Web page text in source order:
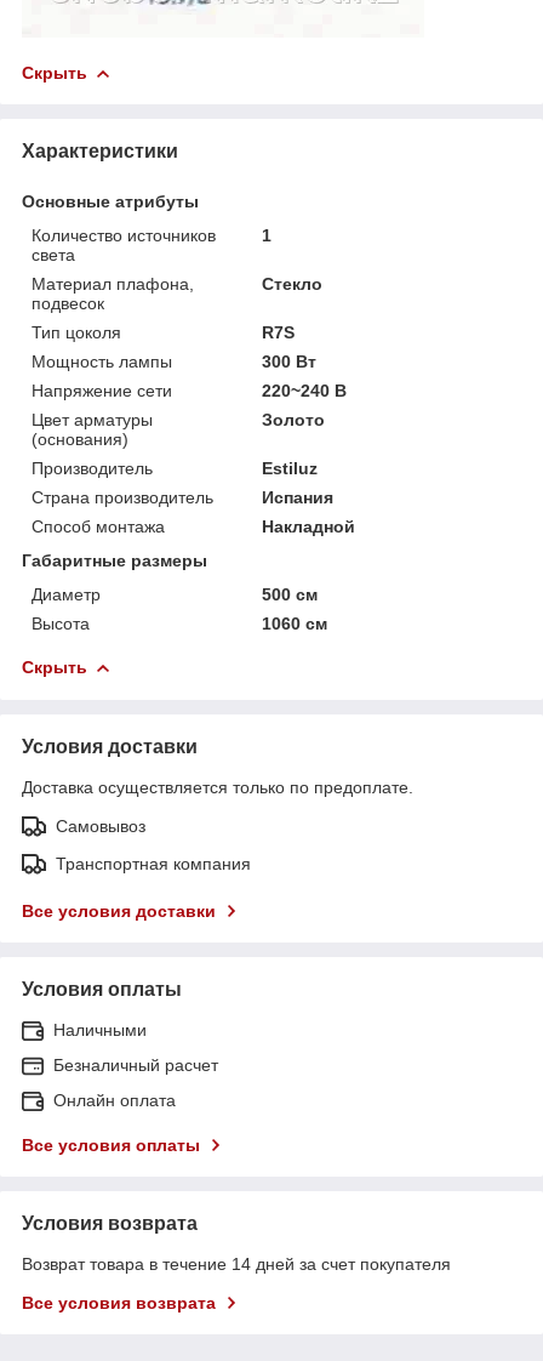
Скрыть
Характеристики
Основные атрибуты
Количество источников
света
1
Материал плафона,
подвесок
Стекло
Тип цоколя
R7S
Мощность лампы
300 Вт
Напряжение сети
220~240 В
Цвет арматуры
(основания)
Золото
Производитель
Estiluz
Страна производитель
Испания
Способ монтажа
Накладной
Габаритные размеры
Диаметр
500 см
Высота
1060 см
Скрыть
Условия доставки
Доставка осуществляется только по предоплате.
Самовывоз
Транспортная компания
Все условия доставки
Условия оплаты
Наличными
Безналичный расчет
Онлайн оплата
Все условия оплаты
Условия возврата
Возврат товара в течение 14 дней за счет покупателя
Все условия возврата